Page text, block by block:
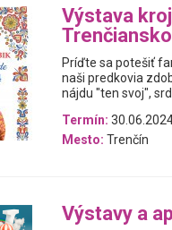
Výstava
Príďte sa potešiť
naši predkovia
nájdu "ten svoj",
Termín:
Mesto: Trenčín
Výstavy a